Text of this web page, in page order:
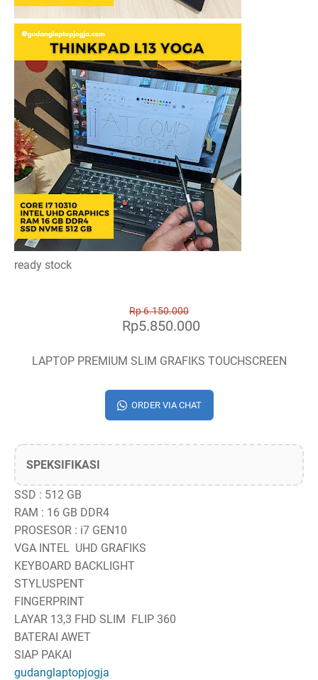
ready stock
Rp 6.150.000
Rp5.850.000
LAPTOP PREMIUM SLIM GRAFIKS TOUCHSCREEN
ORDER VIA CHAT
SPEKSIFIKASI
SSD : 512 GB
RAM : 16 GB DDR4
PROSESOR : i7 GEN10
VGA INTEL UHD GRAFIKS
KEYBOARD BACKLIGHT
STYLUSPENT
FINGERPRINT
LAYAR 13,3 FHD SLIM FLIP 360
BATERAI AWET
SIAP PAKAI
gudanglaptopjogja